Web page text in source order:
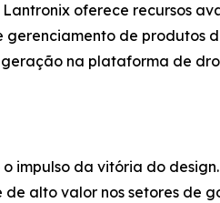
oferece recursos
gerenciamento de produtos
na plataforma de
impulso da vitória do design.
alto valor nos setores de